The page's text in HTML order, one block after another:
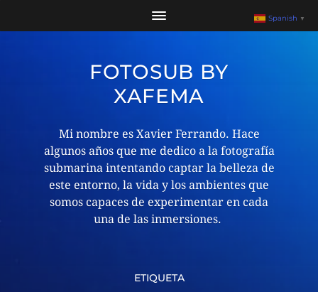
FOTOSUB BY
XAFEMA
Mi nombre es Xavier Ferrando. Hace
algunos años que me dedico a la fotografía
submarina intentando captar la belleza de
este entorno, la vida y los ambientes que
somos capaces de experimentar en cada
una de las inmersiones. ​
ETIQUETA
Spanish ▼